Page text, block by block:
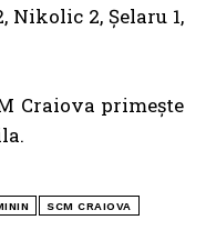
Nikolic 2, Șelaru 1,
Craiova primește
SCM CRAIOVA